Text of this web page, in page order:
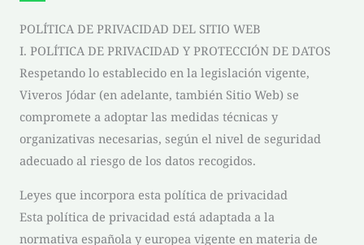
POLÍTICA DE PRIVACIDAD DEL SITIO WEB
I. POLÍTICA DE PRIVACIDAD Y PROTECCIÓN DE DATOS
Respetando lo establecido en la legislación vigente,
Viveros Jódar (en adelante, también Sitio Web) se
compromete a adoptar las medidas técnicas y
organizativas necesarias, según el nivel de seguridad
adecuado al riesgo de los datos recogidos.
Leyes que incorpora esta política de privacidad
Esta política de privacidad está adaptada a la
normativa española y europea vigente en materia de